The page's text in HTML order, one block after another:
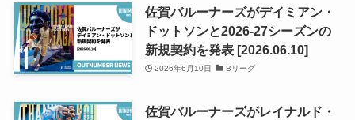
佐賀バルーナーズがデイミアン・
ドットソンと2026-27シーズンの
新規契約を発表 [2026.06.10]
2026年6月10日 Bリーグ
佐賀バルーナーズがレイナルド・